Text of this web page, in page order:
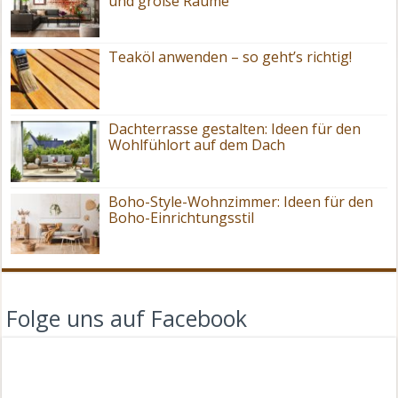
Teaköl anwenden – so geht’s richtig!
Dachterrasse gestalten: Ideen für den
Wohlfühlort auf dem Dach
Boho-Style-Wohnzimmer: Ideen für den
Boho-Einrichtungsstil
Folge uns auf Facebook